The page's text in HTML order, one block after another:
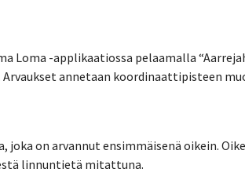
Loma -applikaatiossa pelaamalla
annetaan koordinaattipisteen
joka on arvannut ensimmäisenä oikein.
linnuntietä mitattuna.